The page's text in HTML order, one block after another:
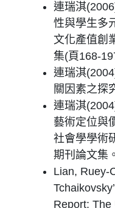
連瑞淇
性與學生多
文化產值創
集(頁168-
連瑞淇
關因素之探
連瑞淇
藝術定位與
社會學學術
期刊論文集。
Lian, Ruey-
Report: The